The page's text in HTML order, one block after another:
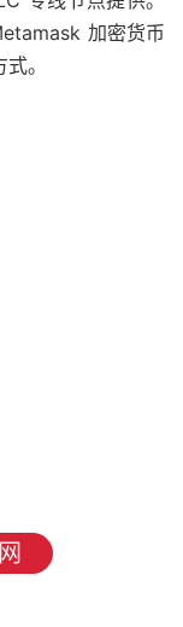
加密货币
。